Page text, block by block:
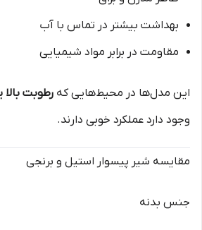
بهداشت بیشتر در تماس با آب
مقاومت در برابر مواد شیمیایی
این مدل‌ها در محیط‌هایی که رطوبت بالا
وجود دارد عملکرد خوبی دارند.
مقایسه شیر پیسوار استیل و برنجی
جنس بدنه